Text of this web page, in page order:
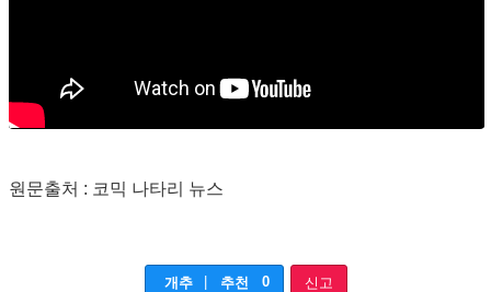
원문출처 : 코믹 나타리 뉴스
개추 추천 0 신고